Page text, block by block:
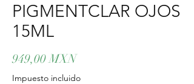
PIGMENTCLAR OJOS
15ML
949,00 MXNPrecio
Impuesto incluido